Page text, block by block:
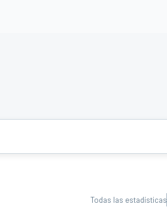
Todas las estadísticas